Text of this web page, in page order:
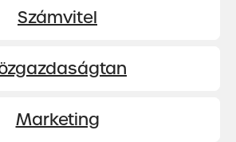
Számvitel
Marketing